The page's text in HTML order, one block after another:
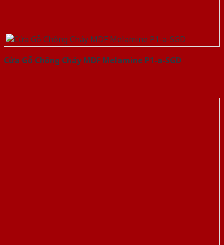
Cửa Gỗ Chống Cháy MDF Melamine P1-a-SGD